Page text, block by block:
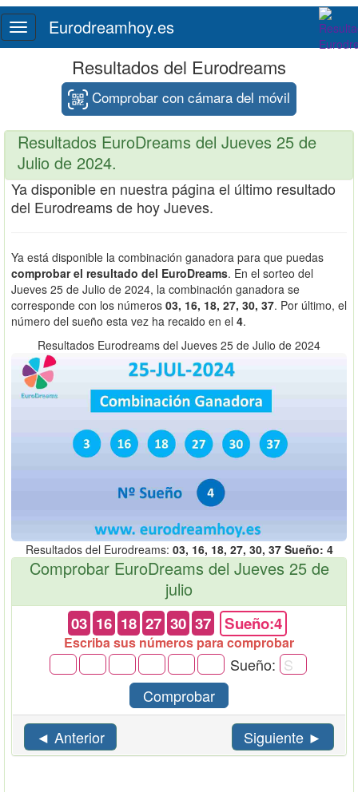
Toggle
navigation
Eurodreamhoy.es
Resultados del Eurodreams
Comprobar con cámara del móvil
Resultados EuroDreams del Jueves 25 de
Julio de 2024.
Ya disponible en nuestra página el último resultado
del Eurodreams de hoy Jueves.
Ya está disponible la combinación ganadora para que puedas
comprobar el resultado del EuroDreams. En el sorteo del
Jueves 25 de Julio de 2024, la combinación ganadora se
corresponde con los números 03, 16, 18, 27, 30, 37. Por último, el
número del sueño esta vez ha recaido en el 4.
Resultados Eurodreams del Jueves 25 de Julio de 2024
Resultados del Eurodreams: 03, 16, 18, 27, 30, 37 Sueño: 4
Comprobar EuroDreams del Jueves 25 de
julio
03 16 18 27 30 37 Sueño:4
Escriba sus números para comprobar
Sueño:
Comprobar
◄ Anterior
Siguiente ►